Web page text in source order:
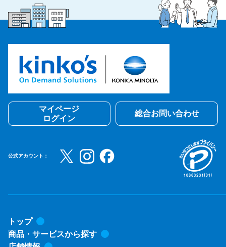
マイページ
ログイン
総合お問い合わせ
公式アカウント：
トップ
商品・サービスから探す